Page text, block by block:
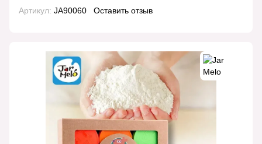
Артикул: JA90060 Оставить отзыв